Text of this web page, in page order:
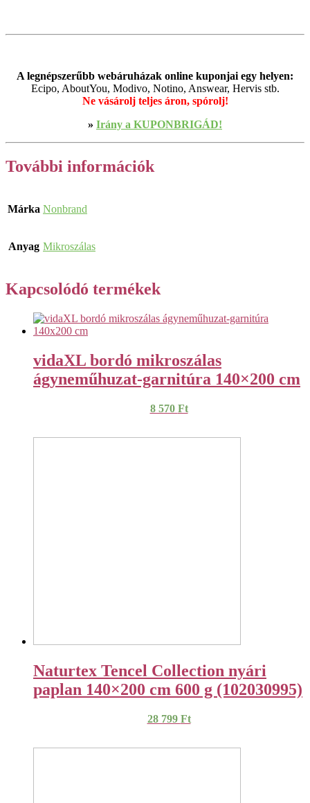
A legnépszerűbb webáruházak online kuponjai egy helyen:
Ecipo, AboutYou, Modivo, Notino, Answear, Hervis stb.
Ne vásárolj teljes áron, spórolj!
» Irány a KUPONBRIGÁD!
További információk
Márka Nonbrand
Anyag Mikroszálas
Kapcsolódó termékek
vidaXL bordó mikroszálas
ágyneműhuzat-garnitúra 140×200 cm
8 570 Ft
Naturtex Tencel Collection nyári
paplan 140×200 cm 600 g (102030995)
28 799 Ft